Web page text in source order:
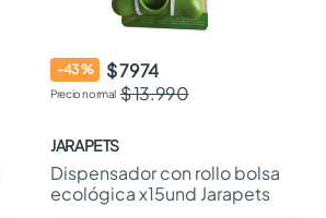
-43%
$ 7974
$ 13.990
JARAPETS
Dispensador con rollo bolsa
ecológica x15und Jarapets